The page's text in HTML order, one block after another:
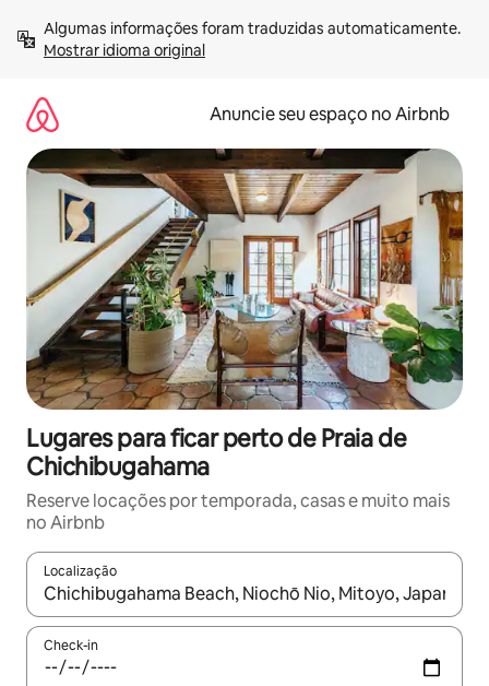
para
Mostrar idioma original
Anuncie seu espaço no Airbnb
Lugares para ficar perto de Praia de
Chichibugahama
Reserve locações por temporada, casas e muito mais
no Airbnb
Localização
Quando os resultados estiverem disponíveis, explore-os
Check-in